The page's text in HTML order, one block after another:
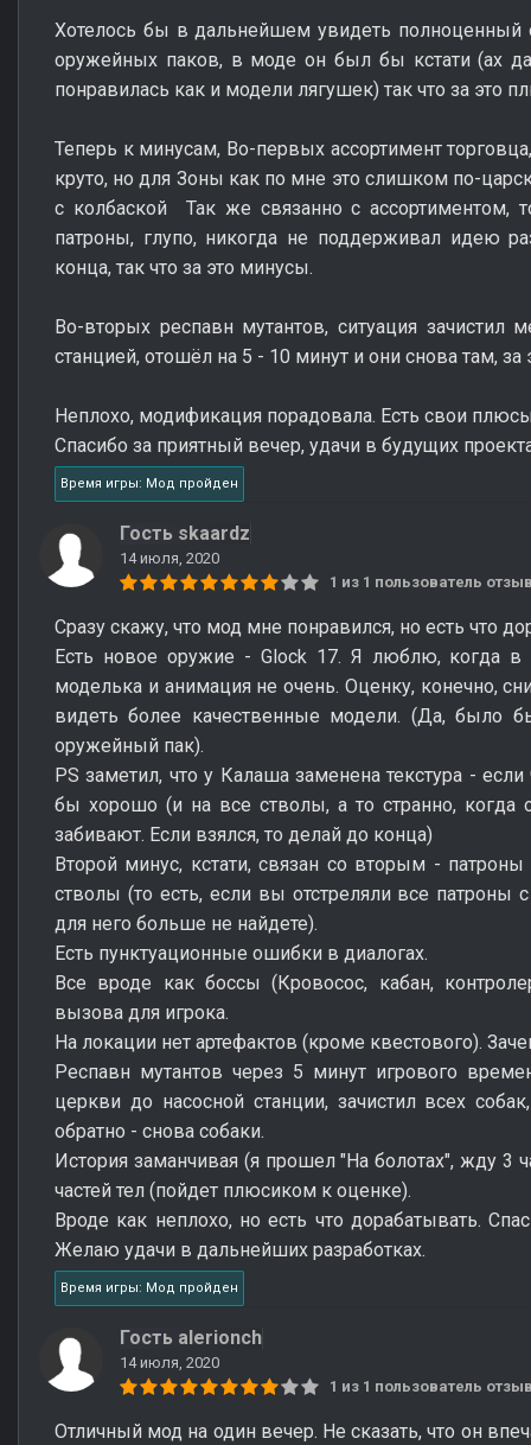
Хотелось бы в дальнейшем увидеть полноценный
оружейных паков, в моде он был бы кстати (ах
понравилась как и модели лягушек) так что за это
Теперь к минусам, Во-первых ассортимент
круто, но для Зоны как по мне это слишком по-
с колбаской Так же связанно с ассортиментом,
патроны, глупо, никогда не поддерживал идею
конца, так что за это минусы.
Во-вторых респавн мутантов, ситуация зачистил
станцией, отошёл на 5 - 10 минут и они снова там, за
Неплохо, модификация порадовала. Есть свои
Спасибо за приятный вечер, удачи в будущих
Время игры: Мод пройден
Гость skaardz
14 июля, 2020
1 из 1 пользователь
Сразу скажу, что мод мне понравился, но есть что
Есть новое оружие - Glock 17. Я люблю, когда
моделька и анимация не очень. Оценку, конечно,
видеть более качественные модели. (Да, было
оружейный пак).
PS заметил, что у Калаша заменена текстура -
бы хорошо (и на все стволы, а то странно, когда
забивают. Если взялся, то делай до конца)
Второй минус, кстати, связан со вторым -
стволы (то есть, если вы отстреляли все патроны
для него больше не найдете).
Есть пунктуационные ошибки в диалогах.
Все вроде как боссы (Кровосос, кабан,
вызова для игрока.
На локации нет артефактов (кроме квестового).
Респавн мутантов через 5 минут игрового
церкви до насосной станции, зачистил всех
обратно - снова собаки.
История заманчивая (я прошел "На болотах", жду 3
частей тел (пойдет плюсиком к оценке).
Вроде как неплохо, но есть что дорабатывать.
Желаю удачи в дальнейших разработках.
Время игры: Мод пройден
Гость alerionch
14 июля, 2020
1 из 1 пользователь
Отличный мод на один вечер. Не сказать, что он